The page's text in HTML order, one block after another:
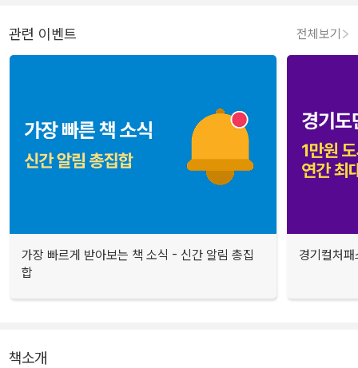
관련 이벤트 전체보기
가장 빠르게 받아보는 책 소식 - 신간 알림 총집
합
경기컬처
책소개